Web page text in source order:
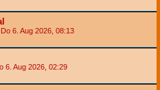
Do 6. Aug 2026, 08:13
6. Aug 2026, 02:29